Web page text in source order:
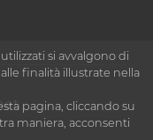
si avvalgono di
finalità illustrate nella
pagina, cliccando su
maniera, acconsenti